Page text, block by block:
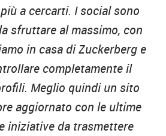
a cercarti. I social sono
sfruttare al massimo, con
in casa di Zuckerberg e
completamente il
Meglio quindi un sito
aggiornato con le ultime
iniziative da trasmettere